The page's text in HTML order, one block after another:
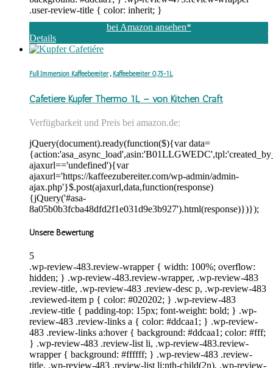
.user-review-title { color: inherit; }
bei Amazon ansehen*
Details
Full Immersion Kaffeebereiter, Kaffeebereiter 0,75-1L
Cafetiére Kupfer Thermo 1L – von Kitchen Craft
Verfügbarkeit und Preis bei amazon.de:
jQuery(document).ready(function($){var data=
ajaxurl=='undefined'){var
ajaxurl='https://kaffeezubereiter.com/wp-admin/admin-
ajax.php'}$.post(ajaxurl,data,function(response)
{jQuery('#asa-
8a05b0b3fcba48dfd2f1e031d9e3b927').html(response)})});
Unsere Bewertung
5
.wp-review-483.review-wrapper { width: 100%; overflow:
hidden; } .wp-review-483.review-wrapper, .wp-review-483
.review-title, .wp-review-483 .review-desc p, .wp-review-483
.reviewed-item p { color: #020202; } .wp-review-483
.review-title { padding-top: 15px; font-weight: bold; } .wp-
review-483 .review-links a { color: #ddcaa1; } .wp-review-
483 .review-links a:hover { background: #ddcaa1; color: #fff;
} .wp-review-483 .review-list li, .wp-review-483.review-
wrapper { background: #ffffff; } .wp-review-483 .review-
title, .wp-review-483 .review-list li:nth-child(2n), .wp-review-